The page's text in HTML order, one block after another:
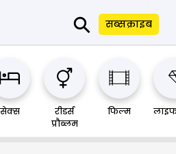
⚲ सब्सक्राइब
सेक्स
रीडर्स
प्रौब्लम
फिल्म